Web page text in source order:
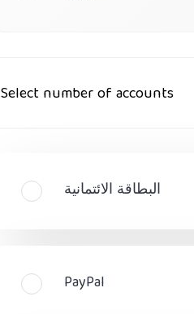
Select number of accounts
البطاقة الائتمانية
PayPal